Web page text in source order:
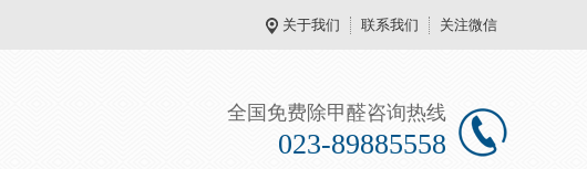
关于我们 联系我们 关注微信
全国免费除甲醛咨询热线
023-89885558